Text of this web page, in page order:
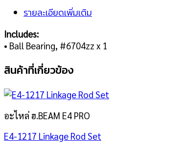
รายละเอียดเพิ่มเติม
Includes:
• Ball Bearing, #6704zz x 1
สินค้าที่เกี่ยวข้อง
อะไหล่ ฮ.BEAM E4 PRO
E4-1217 Linkage Rod Set